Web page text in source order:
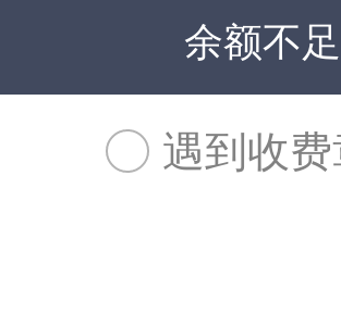
余额不
遇到收